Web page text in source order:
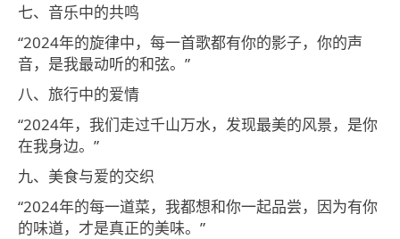
七、音乐中的共鸣
“2024年的旋律中，每一首歌都有你的影子，你的声
音，是我最动听的和弦。”
八、旅行中的爱情
“2024年，我们走过千山万水，发现最美的风景，是你
在我身边。”
九、美食与爱的交织
“2024年的每一道菜，我都想和你一起品尝，因为有你
的味道，才是真正的美味。”